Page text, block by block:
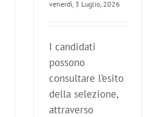
venerdì, 3 Luglio, 2026
I candidati
possono
consultare l’esito
della selezione,
attraverso